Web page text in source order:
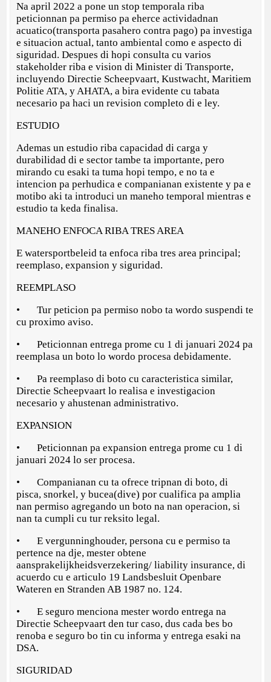
Na april 2022 a pone un stop temporala riba
peticionnan pa permiso pa eherce actividadnan
acuatico(transporta pasahero contra pago) pa investiga
e situacion actual, tanto ambiental como e aspecto di
siguridad. Despues di hopi consulta cu varios
stakeholder riba e vision di Minister di Transporte,
incluyendo Directie Scheepvaart, Kustwacht, Maritiem
Politie ATA, y AHATA, a bira evidente cu tabata
necesario pa haci un revision completo di e ley.
ESTUDIO
Ademas un estudio riba capacidad di carga y
durabilidad di e sector tambe ta importante, pero
mirando cu esaki ta tuma hopi tempo, e no ta e
intencion pa perhudica e companianan existente y pa e
motibo aki ta introduci un maneho temporal mientras e
estudio ta keda finalisa.
MANEHO ENFOCA RIBA TRES AREA
E watersportbeleid ta enfoca riba tres area principal;
reemplaso, expansion y siguridad.
REEMPLASO
• Tur peticion pa permiso nobo ta wordo suspendi te
cu proximo aviso.
• Peticionnan entrega prome cu 1 di januari 2024 pa
reemplasa un boto lo wordo procesa debidamente.
• Pa reemplaso di boto cu caracteristica similar,
Directie Scheepvaart lo realisa e investigacion
necesario y ahustenan administrativo.
EXPANSION
• Peticionnan pa expansion entrega prome cu 1 di
januari 2024 lo ser procesa.
• Companianan cu ta ofrece tripnan di boto, di
pisca, snorkel, y bucea(dive) por cualifica pa amplia
nan permiso agregando un boto na nan operacion, si
nan ta cumpli cu tur reksito legal.
• E vergunninghouder, persona cu e permiso ta
pertence na dje, mester obtene
aansprakelijkheidsverzekering/ liability insurance, di
acuerdo cu e articulo 19 Landsbesluit Openbare
Wateren en Stranden AB 1987 no. 124.
• E seguro menciona mester wordo entrega na
Directie Scheepvaart den tur caso, dus cada bes bo
renoba e seguro bo tin cu informa y entrega esaki na
DSA.
SIGURIDAD